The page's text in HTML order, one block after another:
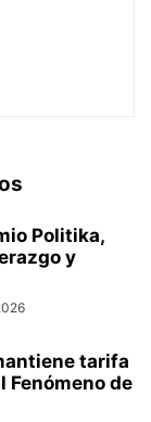
Politika,
y
tarifa
Fenómeno de